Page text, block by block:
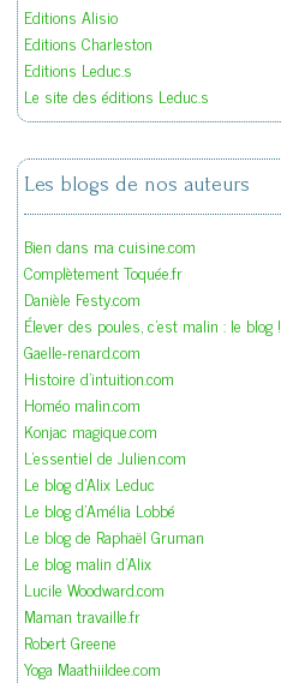
Editions Alisio
Editions Charleston
Editions Leduc.s
Le site des éditions Leduc.s
Les blogs de nos auteurs
Bien dans ma cuisine.com
Complètement Toquée.fr
Danièle Festy.com
Élever des poules, c'est malin : le blog !
Gaelle-renard.com
Histoire d'intuition.com
Homéo malin.com
Konjac magique.com
L'essentiel de Julien.com
Le blog d'Alix Leduc
Le blog d'Amélia Lobbé
Le blog de Raphaël Gruman
Le blog malin d'Alix
Lucile Woodward.com
Maman travaille.fr
Robert Greene
Yoga Maathiildee.com